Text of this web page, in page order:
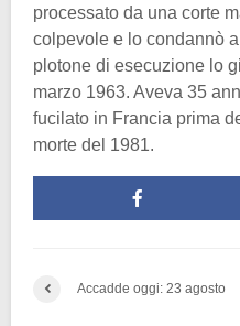
processato da una corte
colpevole e lo condannò
plotone di esecuzione lo
marzo 1963. Aveva 35
fucilato in Francia prima
morte del 1981.
Accadde oggi: 23 agosto